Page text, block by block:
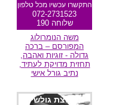
התקשרו עכשיו מכל טלפון
072-2731523
שלוחה 190
משה הנומרולוג
המפורסם – ברכה
גדולה - זוגיות ואהבה,
תחזית מדויקת לעתיד,
נתיב גורל אישי
מומלצת גולשים